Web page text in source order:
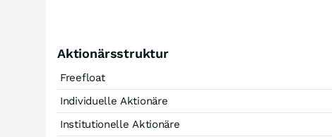
Aktionärsstruktur
Freefloat
Individuelle Aktionäre
Institutionelle Aktionäre